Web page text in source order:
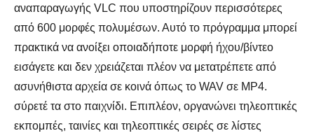
αναπαραγωγής VLC που υποστηρίζουν περισσότερες
από 600 μορφές πολυμέσων. Αυτό το πρόγραμμα μπορεί
πρακτικά να ανοίξει οποιαδήποτε μορφή ήχου/βίντεο
εισάγετε και δεν χρειάζεται πλέον να μετατρέπετε από
ασυνήθιστα αρχεία σε κοινά όπως το WAV σε MP4.
σύρετέ τα στο παιχνίδι. Επιπλέον, οργανώνει τηλεοπτικές
εκπομπές, ταινίες και τηλεοπτικές σειρές σε λίστες